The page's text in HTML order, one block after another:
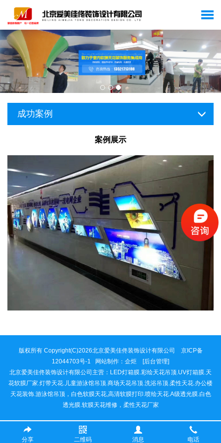
成功案例
案例展示
版权所有 Copyright(C)2026北京爱美佳佟装饰设计有限公司 京ICP备
12044703号-1 网站制作： 企炬
[后台管理]
北京爱美佳佟装饰设计有限公司主营：LED灯箱膜.彩绘天花吊顶.UV灯箱膜.天
花软膜厂家.灯带天花.儿童游泳馆吊顶.商场天花吊顶.洗浴吊顶.柔性天花.办公楼
天花装饰.游泳馆吊顶，白色软膜天花,高清软膜打印.喷绘天花.A级透光膜.白色
透光膜.软膜天花维修，柔性天花厂家
分享 二维码 消息 电话